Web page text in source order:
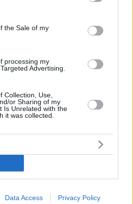
Google and its third-party tags to
specified purposes in below Google
the Sale of my
processing my
Advertising.
Collection, Use,
or Sharing of my
Is Unrelated with the
it was collected.
Data Access Privacy Policy
ΚΑΙ ΜΕΤΑ ΣΤΟΥΣ
ΤΡΟΠΟΥΣ ΝΑ
ΣΤΗΝ ΟΠΟΙΑΔΗΠΟΤΕ
ΚΑΙ ΝΑ ΤΟΝ ΠΟΔΗΓΕΤΟΥΝ
ΤΟΥΣ .